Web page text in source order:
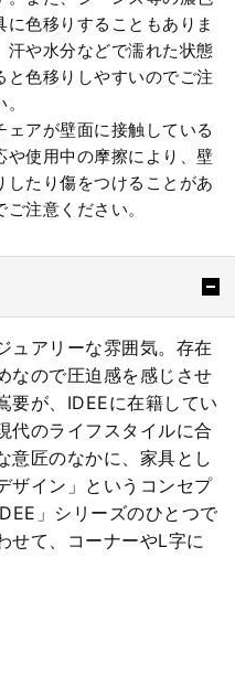
に色移りすることもありま
汗や水分などで濡れた状態
と色移りしやすいのでご注
ェアが壁面に接触している
や使用中の摩擦により、壁
したり傷をつけることがあ
ご注意ください。
ュアリーな雰囲気。存在
なので圧迫感を感じさせ
要が、IDEEに在籍してい
代のライフスタイルに合
意匠のなかに、家具とし
ザイン」というコンセプ
」シリーズのひとつで
せて、コーナーやL字に